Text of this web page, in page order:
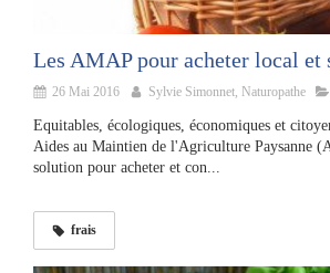
Les AMAP pour acheter local et
26 Mai 2016 Sylvie Simonnet, Naturopathe
Equitables, écologiques, économiques et
Aides au Maintien de l'Agriculture Paysanne
solution pour acheter et con...
frais